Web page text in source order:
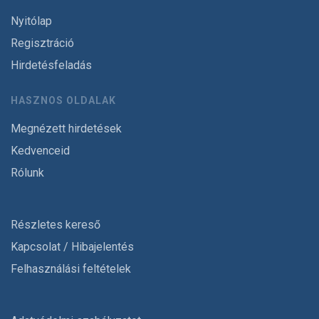
Nyitólap
Regisztráció
Hirdetésfeladás
HASZNOS OLDALAK
Megnézett hirdetések
Kedvenceid
Rólunk
Részletes kereső
Kapcsolat / Hibajelentés
Felhasználási feltételek